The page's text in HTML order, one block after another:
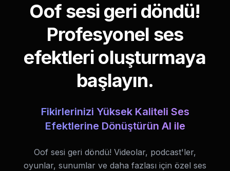
Oof sesi geri döndü!
Profesyonel ses
efektleri oluşturmaya
başlayın.
Fikirlerinizi Yüksek Kaliteli Ses
Efektlerine Dönüştürün AI ile
Oof sesi geri döndü! Videolar, podcast'ler,
oyunlar, sunumlar ve daha fazlası için özel ses